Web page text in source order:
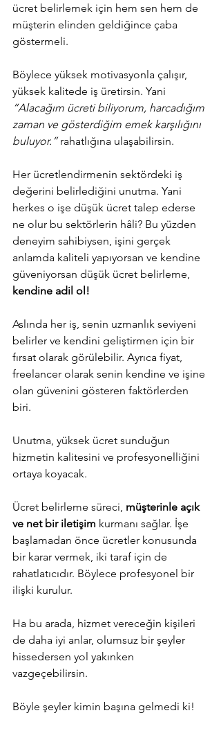
ücret belirlemek için hem sen hem de
müşterin elinden geldiğince çaba
göstermeli.
Böylece yüksek motivasyonla çalışır,
yüksek kalitede iş üretirsin. Yani
“Alacağım ücreti biliyorum, harcadığım
zaman ve gösterdiğim emek karşılığını
buluyor.” rahatlığına ulaşabilirsin.
Her ücretlendirmenin sektördeki iş
değerini belirlediğini unutma. Yani
herkes o işe düşük ücret talep ederse
ne olur bu sektörlerin hâli? Bu yüzden
deneyim sahibiysen, işini gerçek
anlamda kaliteli yapıyorsan ve kendine
güveniyorsan düşük ücret belirleme,
kendine adil ol!
Aslında her iş, senin uzmanlık seviyeni
belirler ve kendini geliştirmen için bir
fırsat olarak görülebilir. Ayrıca fiyat,
freelancer olarak senin kendine ve işine
olan güvenini gösteren faktörlerden
biri.
Unutma, yüksek ücret sunduğun
hizmetin kalitesini ve profesyonelliğini
ortaya koyacak.
Ücret belirleme süreci, müşterinle açık
ve net bir iletişim kurmanı sağlar. İşe
başlamadan önce ücretler konusunda
bir karar vermek, iki taraf için de
rahatlatıcıdır. Böylece profesyonel bir
ilişki kurulur.
Ha bu arada, hizmet vereceğin kişileri
de daha iyi anlar, olumsuz bir şeyler
hissedersen yol yakınken
vazgeçebilirsin.
Böyle şeyler kimin başına gelmedi ki!